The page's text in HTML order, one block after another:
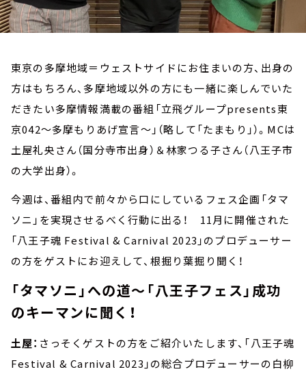
東京の多摩地域＝ウェストサイドにお住まいの方、出身の
方はもちろん、多摩地域以外の方にも一緒に楽しんでいた
だきたい多摩情報満載の番組「立飛グループpresents東
京042～多摩もりあげ宣言～」（略して「たまもり」）。MCは
土屋礼央さん（国分寺市出身）＆林家つる子さん（八王子市
の大学出身）。
今週は、番組内で前々から口にしているフェス企画「タマ
ソニ」を実現させるべく行動に出る！ 11月に開催された
「八王子魂 Festival & Carnival 2023」のプロデューサー
の方をゲストにお迎えして、根掘り葉掘り聞く！
「タマソニ」への道～「八王子フェス」成功
のキーマンに聞く！
土屋： さっそくゲストの方をご紹介いたします、「八王子魂
Festival & Carnival 2023」の総合プロデューサーの白柳